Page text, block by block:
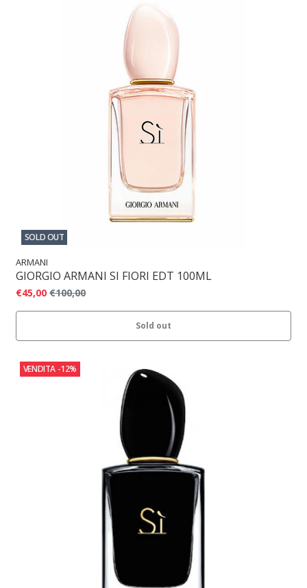
SOLD OUT
ARMANI
GIORGIO ARMANI SI FIORI EDT 100ML
€45,00 €100,00
Sold out
VENDITA -12%